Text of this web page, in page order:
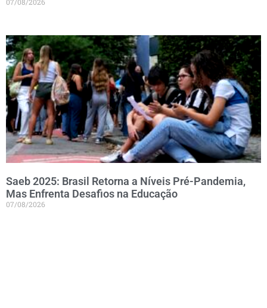
07/08/2026
Saeb 2025: Brasil Retorna a Níveis Pré-Pandemia,
Mas Enfrenta Desafios na Educação
07/08/2026